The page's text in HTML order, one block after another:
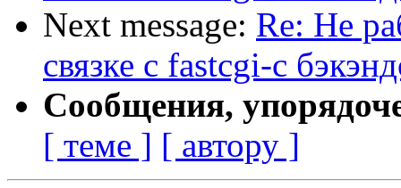
Next message: Re: Не
связке с fastcgi-c
Сообщения,
[ теме ] [ автору ]